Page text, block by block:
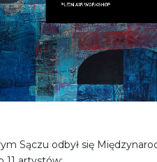
Sączu odbył się